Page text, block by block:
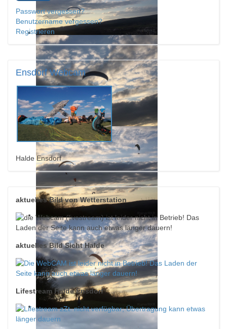
Passwort vergessen?
Benutzername vergessen?
Registrieren
EnsdorfWebcam
Halde Ensdorf
aktuelles Bild von Wetterstation
aktuelles Bild Sicht Halde
Lifestream Halde Ensdorf